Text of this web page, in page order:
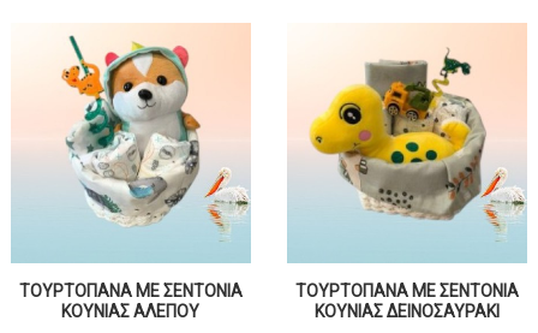
ΤΟΥΡΤΟΠΑΝΑ ΜΕ ΣΕΝΤΟΝΙΑ
ΚΟΥΝΙΑΣ ΑΛΕΠΟΥ
ΤΟΥΡΤΟΠΑΝΑ ΜΕ ΣΕΝΤΟΝΙΑ
ΚΟΥΝΙΑΣ ΔΕΙΝΟΣΑΥΡΑΚΙ